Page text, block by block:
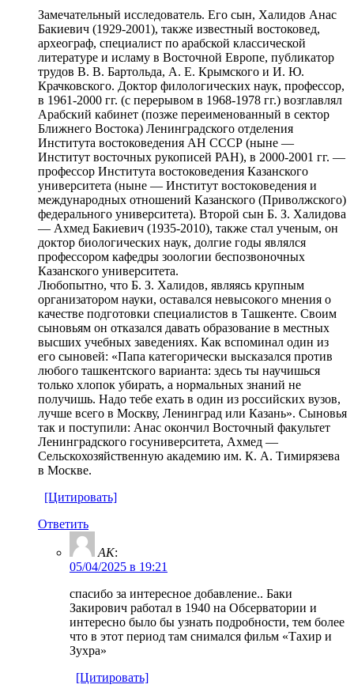
Замечательный исследователь. Его сын, Халидов Анас
Бакиевич (1929-2001), также известный востоковед,
археограф, специалист по арабской классической
литературе и исламу в Восточной Европе, публикатор
трудов В. В. Бартольда, А. Е. Крымского и И. Ю.
Крачковского. Доктор филологических наук, профессор,
в 1961-2000 гг. (с перерывом в 1968-1978 гг.) возглавлял
Арабский кабинет (позже переименованный в сектор
Ближнего Востока) Ленинградского отделения
Института востоковедения АН СССР (ныне —
Институт восточных рукописей РАН), в 2000-2001 гг. —
профессор Института востоковедения Казанского
университета (ныне — Институт востоковедения и
международных отношений Казанского (Приволжского)
федерального университета). Второй сын Б. З. Халидова
— Ахмед Бакиевич (1935-2010), также стал ученым, он
доктор биологических наук, долгие годы являлся
профессором кафедры зоологии беспозвоночных
Казанского университета.
Любопытно, что Б. З. Халидов, являясь крупным
организатором науки, оставался невысокого мнения о
качестве подготовки специалистов в Ташкенте. Своим
сыновьям он отказался давать образование в местных
высших учебных заведениях. Как вспоминал один из
его сыновей: «Папа категорически высказался против
любого ташкентского варианта: здесь ты научишься
только хлопок убирать, а нормальных знаний не
получишь. Надо тебе ехать в один из российских вузов,
лучше всего в Москву, Ленинград или Казань». Сыновья
так и поступили: Анас окончил Восточный факультет
Ленинградского госуниверситета, Ахмед —
Сельскохозяйственную академию им. К. А. Тимирязева
в Москве.
[Цитировать]
Ответить
AK:
05/04/2025 в 19:21
спасибо за интересное добавление.. Баки
Закирович работал в 1940 на Обсерватории и
интересно было бы узнать подробности, тем более
что в этот период там снимался фильм «Тахир и
Зухра»
[Цитировать]